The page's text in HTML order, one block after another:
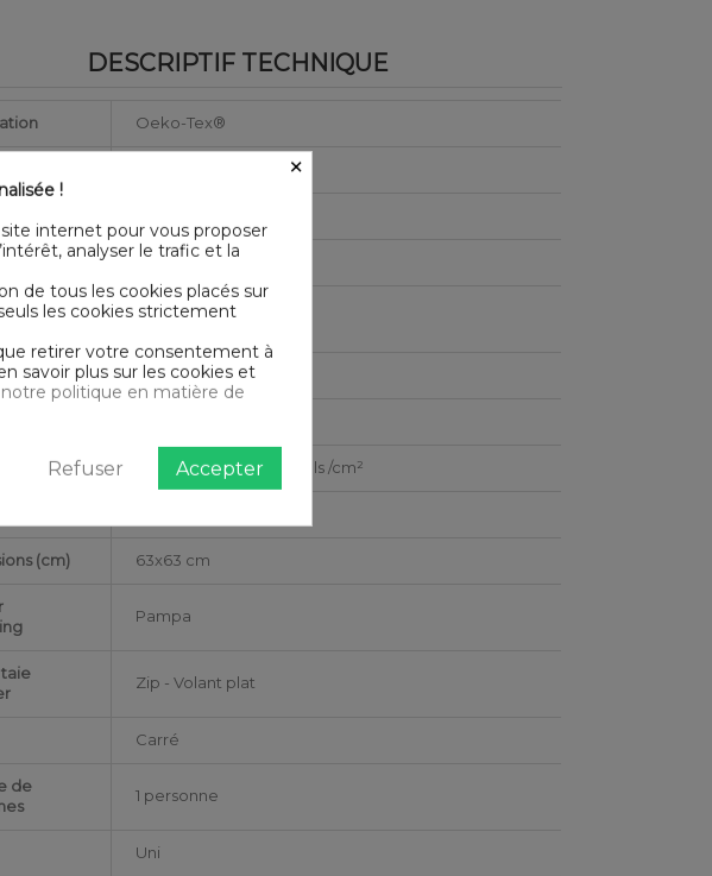
DESCRIPTIF TECHNIQUE
Oeko-Tex®
Bambou
Lavable en machine
public Adulte
de fils Tissage ultra serré 120 fils /cm²
(cm) 63x63 cm
Pampa
Zip - Volant plat
Carré
de
1 personne
Uni
×
!
internet pour vous proposer
analyser le trafic et la
de tous les cookies placés sur
les cookies strictement
retirer votre consentement à
savoir plus sur les cookies et
politique en matière de
Accepter
Refuser